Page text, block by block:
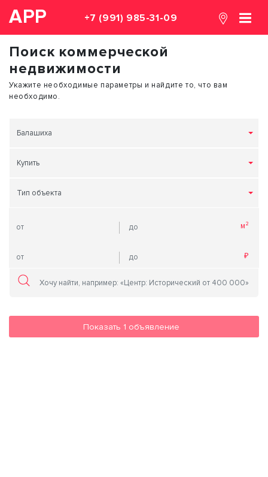
АРР +7 (991) 985-31-09
Поиск коммерческой
недвижимости
Укажите необходимые параметры и найдите то, что вам
необходимо.
Балашиха
Купить
Тип объекта
Показать 1 объявление